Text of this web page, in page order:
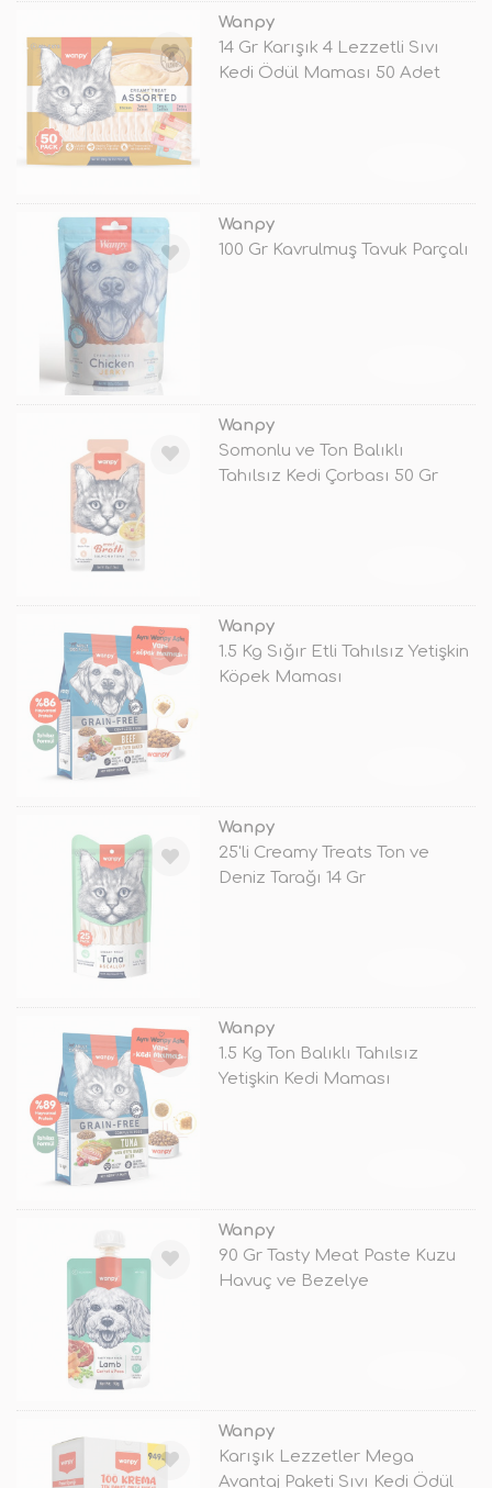
Wanpy
14 Gr Karışık 4 Lezzetli Sıvı
Kedi Ödül Maması 50 Adet
Wanpy
100 Gr Kavrulmuş Tavuk Parçalı
Wanpy
Somonlu ve Ton Balıklı
Tahılsız Kedi Çorbası 50 Gr
Wanpy
1.5 Kg Sığır Etli Tahılsız Yetişkin
Köpek Maması
Wanpy
25'li Creamy Treats Ton ve
Deniz Tarağı 14 Gr
Wanpy
1.5 Kg Ton Balıklı Tahılsız
Yetişkin Kedi Maması
Wanpy
90 Gr Tasty Meat Paste Kuzu
Havuç ve Bezelye
Wanpy
Karışık Lezzetler Mega
Avantaj Paketi Sıvı Kedi Ödül